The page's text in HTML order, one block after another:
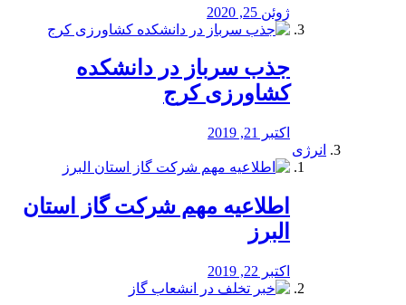
ژوئن 25, 2020
جذب سرباز در دانشکده
کشاورزی کرج
اکتبر 21, 2019
انرژی
️اطلاعیه مهم شرکت گاز استان
البرز
اکتبر 22, 2019